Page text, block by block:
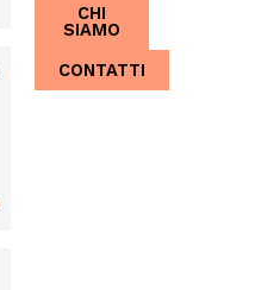
CHI
SIAMO
CONTATTI